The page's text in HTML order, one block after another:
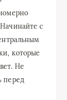
с
которые
Не
перед